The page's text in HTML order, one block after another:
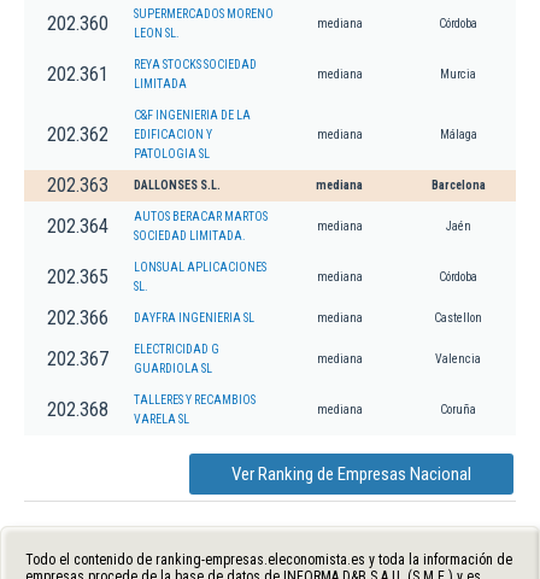
202.360
SUPERMERCADOS MORENO
LEON SL.
mediana Córdoba
202.361
REYA STOCKS SOCIEDAD
LIMITADA
mediana Murcia
202.362
C&F INGENIERIA DE LA
EDIFICACION Y
PATOLOGIA SL
mediana Málaga
202.363 DALLONSES S.L. mediana Barcelona
202.364
AUTOS BERACAR MARTOS
SOCIEDAD LIMITADA.
mediana Jaén
202.365
LONSUAL APLICACIONES
SL.
mediana Córdoba
202.366 DAYFRA INGENIERIA SL mediana Castellon
202.367
ELECTRICIDAD G
GUARDIOLA SL
mediana Valencia
202.368
TALLERES Y RECAMBIOS
VARELA SL
mediana Coruña
Ver Ranking de Empresas Nacional
Todo el contenido de ranking-empresas.eleconomista.es y toda la información de